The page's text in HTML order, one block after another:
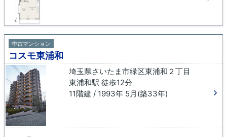
中古マンション
コスモ東浦和
埼玉県さいたま市緑区東浦和２丁目
東浦和駅 徒歩12分
11階建 / 1993年 5月(築33年)